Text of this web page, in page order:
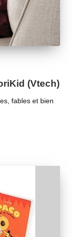
(Vtech)
fables et bien